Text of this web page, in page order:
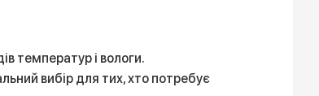
температур і вологи.
вибір для тих, хто потребує